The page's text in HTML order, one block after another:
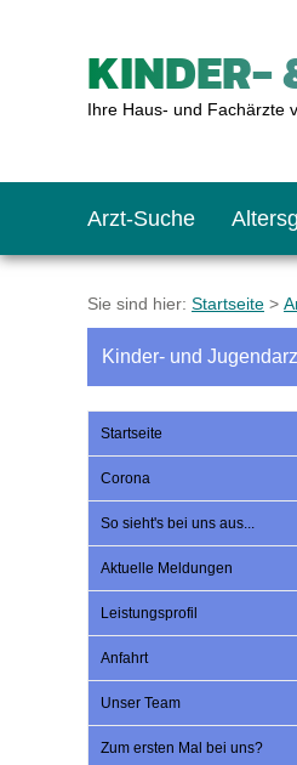
KINDER-
Ihre Haus- und Fachärzte
Arzt-Suche
Sie sind hier: Startseite >
Kinder- und
Startseite
Corona
So sieht's bei uns aus...
Aktuelle Meldungen
Leistungsprofil
Anfahrt
Unser Team
Zum ersten Mal bei uns?